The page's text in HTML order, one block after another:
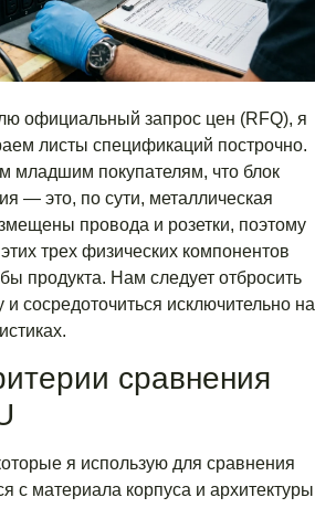
официальный запрос цен (RFQ), я
листы спецификаций построчно.
младшим покупателям, что блок
— это, по сути, металлическая
провода и розетки, поэтому
трех физических компонентов
продукта. Нам следует отбросить
и сосредоточиться исключительно на
сравнения
я использую для сравнения
с материала корпуса и архитектуры